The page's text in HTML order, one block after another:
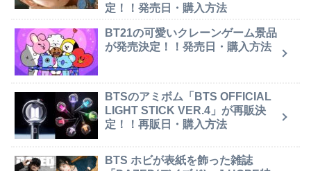
定！！発売日・購入方法
BT21の可愛いクレーンゲーム景品
が発売決定！！発売日・購入方法
BTSのアミボム「BTS OFFICIAL
LIGHT STICK VER.4」が再販決
定！！再販日・購入方法
BTS ホビが表紙を飾った雑誌